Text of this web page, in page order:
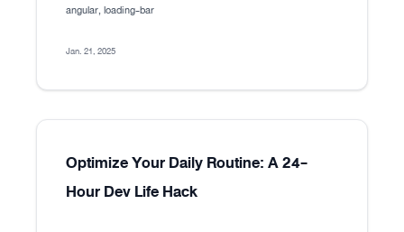
angular, loading-bar
Jan. 21, 2025
Optimize Your Daily Routine: A 24-
Hour Dev Life Hack